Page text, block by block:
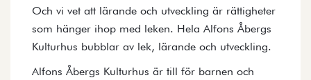
Och vi vet att lärande och utveckling är rättigheter
som hänger ihop med leken. Hela Alfons Åbergs
Kulturhus bubblar av lek, lärande och utveckling.
Alfons Åbergs Kulturhus är till för barnen och